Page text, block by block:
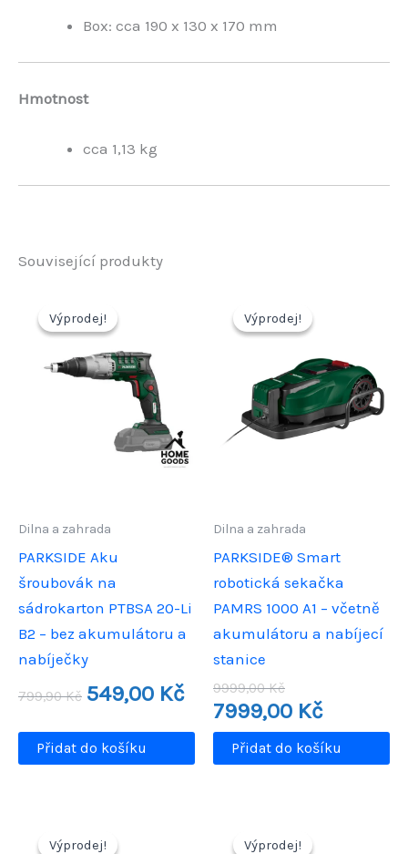
Box: cca 190 x 130 x 170 mm
Hmotnost
cca 1,13 kg
Související produkty
Výprodej!
Výprodej!
Dilna a zahrada
PARKSIDE Aku
šroubovák na
sádrokarton PTBSA 20-Li
B2 – bez akumulátoru a
nabíječky
799,90Kč
Původní
cena
799,90 Kč.
549,00 Kč Aktuální
549,00 Kč.
Přidat do košíku
Výprodej!
Výprodej!
Dilna a zahrada
PARKSIDE® Smart
robotická sekačka
PAMRS 1000 A1 – včetně
akumulátoru a nabíjecí
stanice
9999,00KčPůvodní
cena
byla:
9999,00 Kč.
7999,00 Kč
je:
7999,00 Kč.
Přidat do košíku
Výprodej!
Výprodej! Výprodej!
Výprodej!